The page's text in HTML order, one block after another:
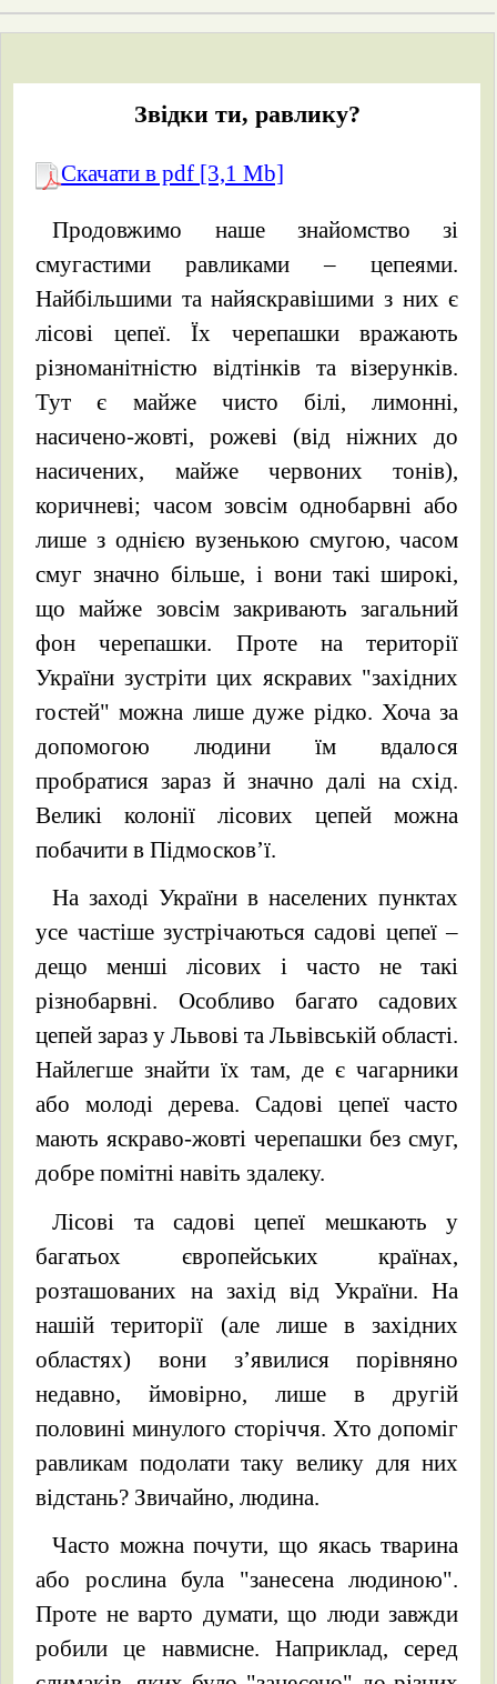
Звідки ти, равлику?
Скачати в pdf [3,1 Mb]
Продовжимо наше знайомство зі
смугастими равликами – цепеями.
Найбільшими та найяскравішими з них є
лісові цепеї. Їх черепашки вражають
різноманітністю відтінків та візерунків.
Тут є майже чисто білі, лимонні,
насичено-жовті, рожеві (від ніжних до
насичених, майже червоних тонів),
коричневі; часом зовсім однобарвні або
лише з однією вузенькою смугою, часом
смуг значно більше, і вони такі широкі,
що майже зовсім закривають загальний
фон черепашки. Проте на території
України зустріти цих яскравих "західних
гостей" можна лише дуже рідко. Хоча за
допомогою людини їм вдалося
пробратися зараз й значно далі на схід.
Великі колонії лісових цепей можна
побачити в Підмосков’ї.
На заході України в населених пунктах
усе частіше зустрічаються садові цепеї –
дещо менші лісових і часто не такі
різнобарвні. Особливо багато садових
цепей зараз у Львові та Львівській області.
Найлегше знайти їх там, де є чагарники
або молоді дерева. Садові цепеї часто
мають яскраво-жовті черепашки без смуг,
добре помітні навіть здалеку.
Лісові та садові цепеї мешкають у
багатьох європейських країнах,
розташованих на захід від України. На
нашій території (але лише в західних
областях) вони з’явилися порівняно
недавно, ймовірно, лише в другій
половині минулого сторіччя. Хто допоміг
равликам подолати таку велику для них
відстань? Звичайно, людина.
Часто можна почути, що якась тварина
або рослина була "занесена людиною".
Проте не варто думати, що люди завжди
робили це навмисне. Наприклад, серед